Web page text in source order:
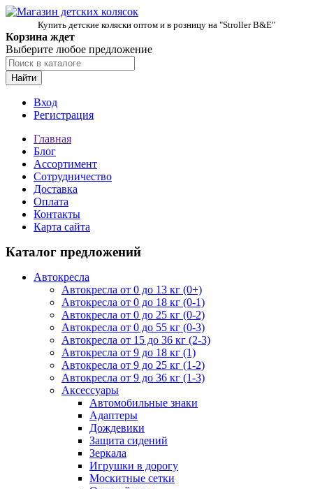
Купить детские коляски оптом и в розницу на "Stroller B&E"
Корзина ждет
Выберите любое предложение
Найти
Вход
Регистрация
Главная
Блог
Ассортимент
Сотрудничество
Доставка
Оплата
Контакты
Карта сайта
Каталог предложений
Автокресла
Автокресла от 0 до 13 кг (0+)
Автокресла от 0 до 18 кг (0-1)
Автокресла от 0 до 25 кг (0-2)
Автокресла от 0 до 55 кг (0-3)
Автокресла от 15 до 36 кг (2-3)
Автокресла от 9 до 18 кг (1)
Автокресла от 9 до 25 кг (1-2)
Автокресла от 9 до 36 кг (1-3)
Аксессуары
Автомобильные знаки
Адаптеры
Дождевики
Защита сидений
Зеркала
Игрушки в дорогу
Москитные сетки